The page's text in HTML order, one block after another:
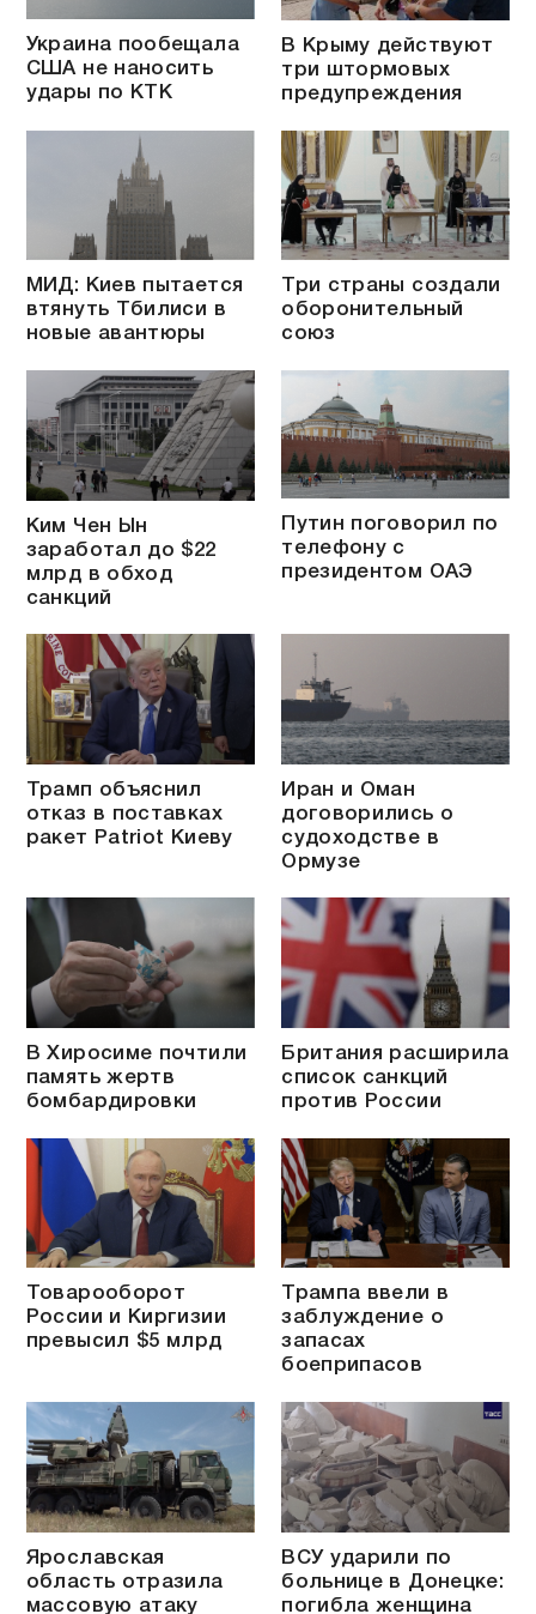
Украина пообещала
США не наносить
удары по КТК
В Крыму действуют
три штормовых
предупреждения
МИД: Киев пытается
втянуть Тбилиси в
новые авантюры
Три страны создали
оборонительный
союз
Ким Чен Ын
заработал до $22
млрд в обход
санкций
Путин поговорил по
телефону с
президентом ОАЭ
Трамп объяснил
отказ в поставках
ракет Patriot Киеву
Иран и Оман
договорились о
судоходстве в
Ормузе
В Хиросиме почтили
память жертв
бомбардировки
Британия расширила
список санкций
против России
Товарооборот
России и Киргизии
превысил $5 млрд
Трампа ввели в
заблуждение о
запасах
боеприпасов
Ярославская
область отразила
массовую атаку
ВСУ ударили по
больнице в Донецке:
погибла женщина